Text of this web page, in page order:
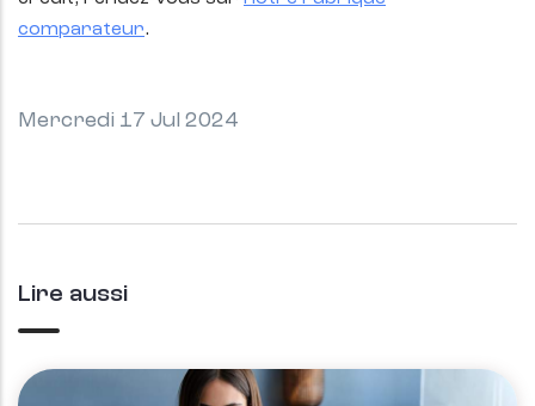
comparateur.
Mercredi 17 Jul 2024
Lire aussi